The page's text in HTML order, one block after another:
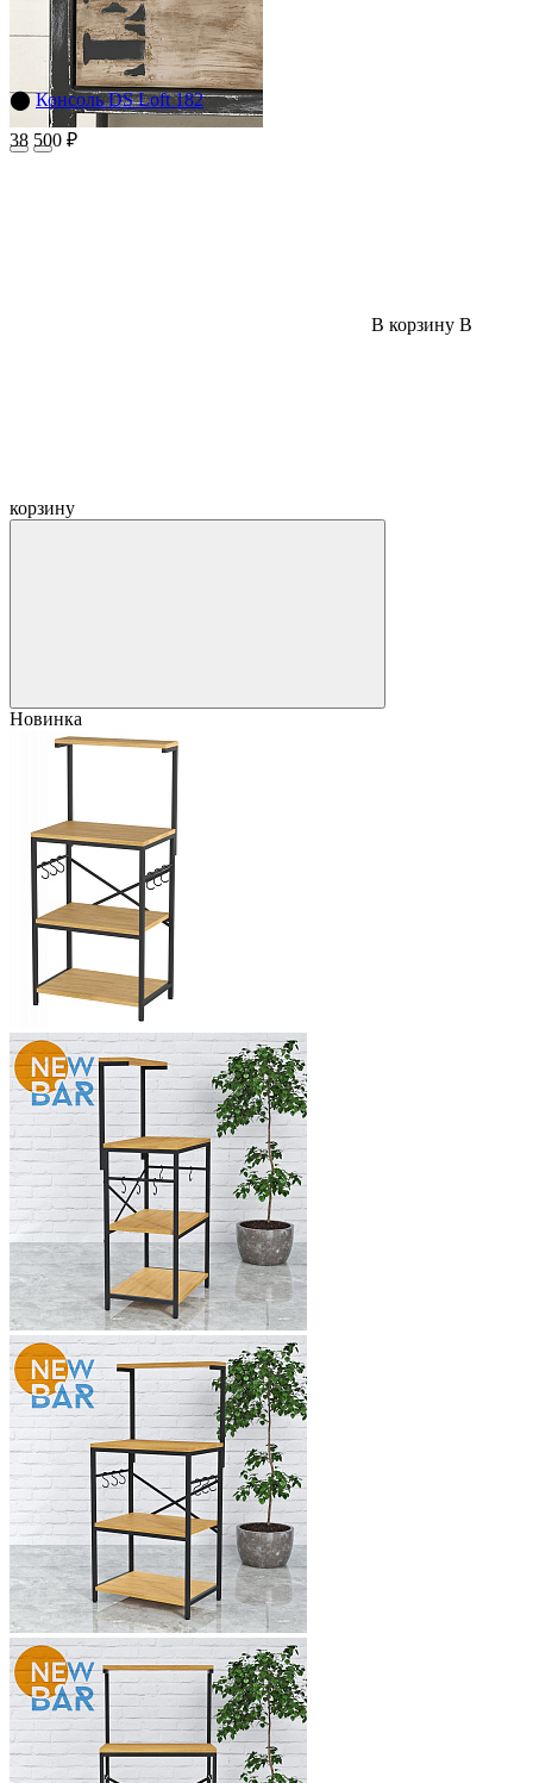
⬤ Консоль DS Loft 182
38 500 ₽
В корзину В
корзину
Новинка